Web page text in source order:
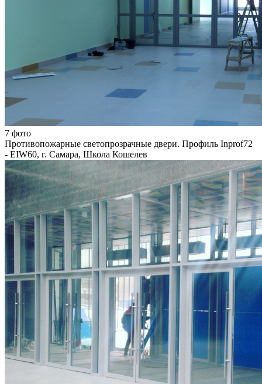
7 фото
Противопожарные светопрозрачные двери. Профиль Inprof72
- EIW60, г. Самара, Школа Кошелев